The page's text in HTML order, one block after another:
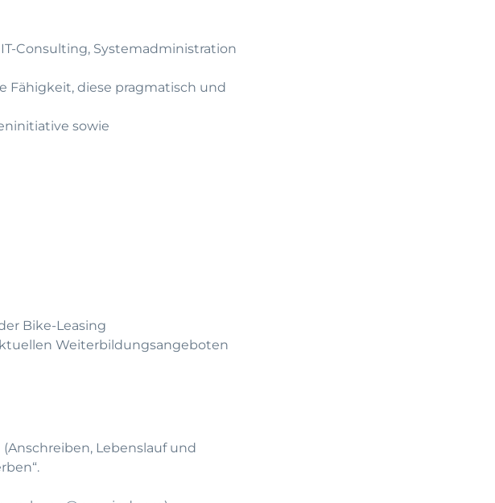
Consulting, Systemadministration
Fähigkeit, diese pragmatisch und
sowie
Bike-Leasing
Weiterbildungsangeboten
Lebenslauf und
“.